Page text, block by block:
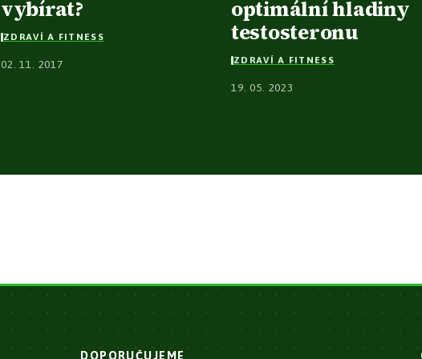
vybírat?
ZDRAVÍ A FITNESS
02. 11. 2017
optimální hladiny
testosteronu
ZDRAVÍ A FITNESS
19. 05. 2023
DOPORUČUJEME